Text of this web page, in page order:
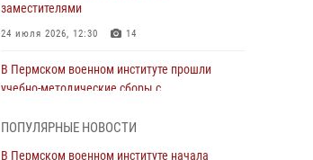
заместителями
24 июля 2026, 12:30 14
В Пермском военном институте прошли
учебно-методические сборы с
подготовки
23 июля 2026, 12:00 12
ПОПУЛЯРНЫЕ НОВОСТИ
В Пермском военном институте начала